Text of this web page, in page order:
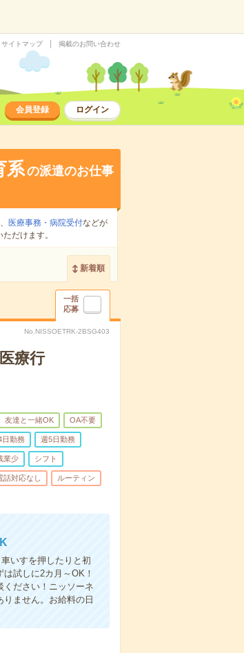
サイトマップ 掲載のお問い合わせ
会員登録 ログイン
系の派遣のお仕事
、 医療事務・病院受付などが
だけます。
新着順
一括
応募
No.NISSOETRK-2BSG403
療行
友達と一緒OK OA不要
日勤務 週5日勤務
業少 シフト
話対応なし ルーティン
いすを押したりと初
試しに2カ月～OK！
ください！ニッソーネ
ません。お給料の日